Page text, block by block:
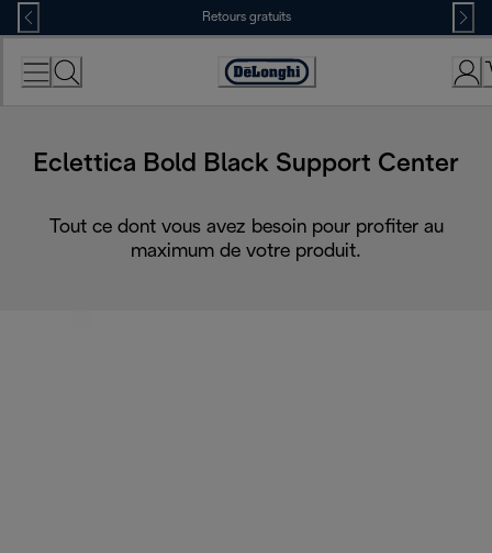
Skip
to
Content
Retours gratuits
Déclaration
Eclettica Bold Black Support Center
Tout ce dont vous avez besoin pour profiter au
maximum de votre produit.